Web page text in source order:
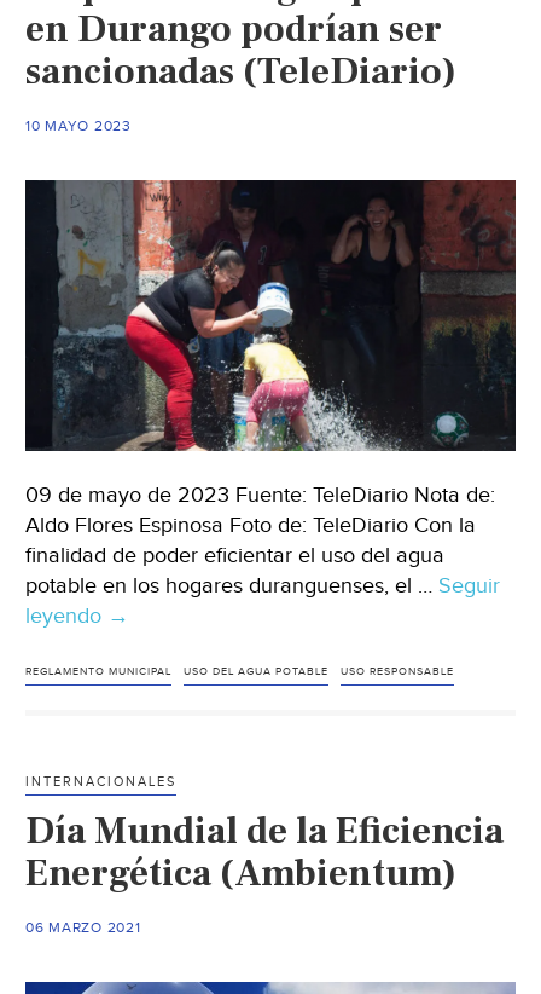
de
agua
en Durango podrían ser
sancionadas (TeleDiario)
10 MAYO 2023
09 de mayo de 2023 Fuente: TeleDiario Nota de:
Aldo Flores Espinosa Foto de: TeleDiario Con la
finalidad de poder eficientar el uso del agua
potable en los hogares duranguenses, el … Seguir
leyendo Durango
Personas
potable
en
Durango
podrían
ser
(TeleDiario)
→
REGLAMENTO MUNICIPAL USO DEL AGUA POTABLE USO RESPONSABLE
INTERNACIONALES
Día Mundial de la Eficiencia
Energética (Ambientum)
06 MARZO 2021